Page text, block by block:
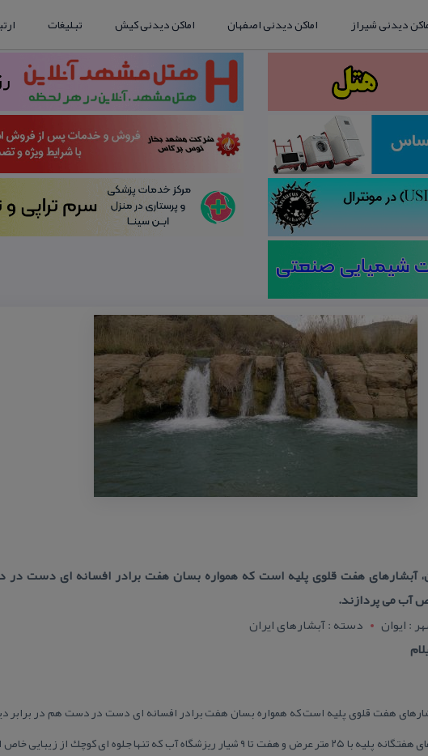
دیدنی شیراز اماکن دیدنی اصفهان اماکن دیدنی کیش تبلیغات
آبشارهای هفت قلوی پلیه است كه همواره بسان هفت برادر افسانه ای دست
آب می پردازند.
: ايوان
دسته : آبشارهای ایران
هفت قلوی پلیه است كه همواره بسان هفت برادر افسانه ای دست در دست هم در برابر
هنرنمایی رقص آب می پردازند. آبشارهای هفتگانه پلیه با ۲۵ متر عرض و هفت تا ۹ شیار ریزشگاه آب كه تنها جلوه